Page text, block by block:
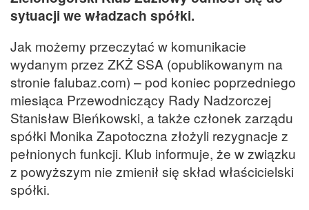
sytuacji we władzach spółki.
Jak możemy przeczytać w komunikacie
wydanym przez ZKŻ SSA (opublikowanym na
stronie falubaz.com) – pod koniec poprzedniego
miesiąca Przewodniczący Rady Nadzorczej
Stanisław Bieńkowski, a także członek zarządu
spółki Monika Zapotoczna złożyli rezygnacje z
pełnionych funkcji. Klub informuje, że w związku
z powyższym nie zmienił się skład właścicielski
spółki.